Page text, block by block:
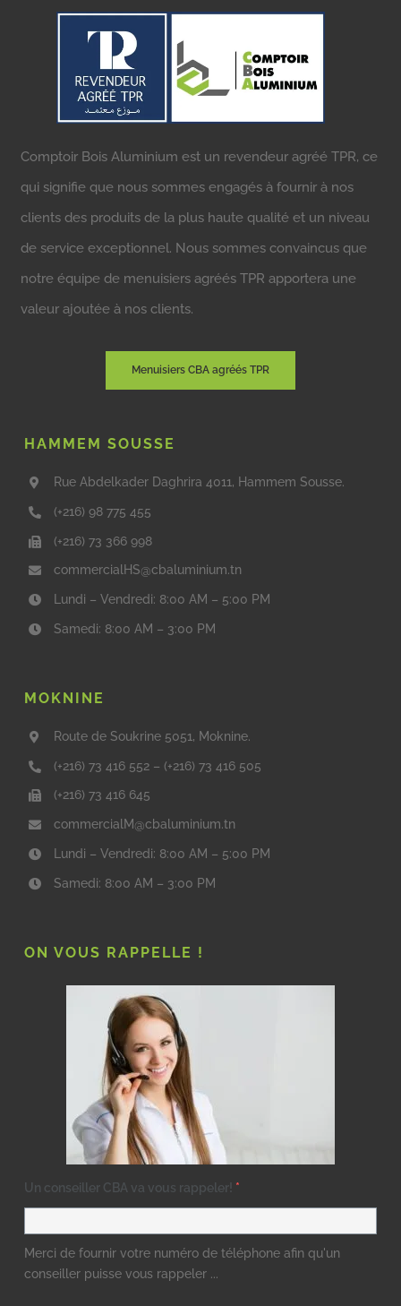
Comptoir Bois Aluminium est un revendeur agréé TPR, ce
qui signifie que nous sommes engagés à fournir à nos
clients des produits de la plus haute qualité et un niveau
de service exceptionnel. Nous sommes convaincus que
notre équipe de menuisiers agréés TPR apportera une
valeur ajoutée à nos clients.
Menuisiers CBA agréés TPR
HAMMEM SOUSSE
Rue Abdelkader Daghrira 4011, Hammem Sousse.
(+216) 98 775 455
(+216) 73 366 998
commercialHS@cbaluminium.tn
Lundi – Vendredi: 8:00 AM – 5:00 PM
Samedi: 8:00 AM – 3:00 PM
MOKNINE
Route de Soukrine 5051, Moknine.
(+216) 73 416 552 – (+216) 73 416 505
(+216) 73 416 645
commercialM@cbaluminium.tn
Lundi – Vendredi: 8:00 AM – 5:00 PM
Samedi: 8:00 AM – 3:00 PM
ON VOUS RAPPELLE !
Un conseiller CBA va vous rappeler! *
Merci de fournir votre numéro de téléphone afin qu'un
conseiller puisse vous rappeler ...